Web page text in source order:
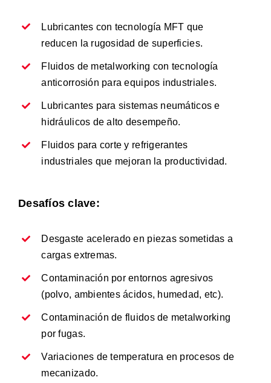
Lubricantes con tecnología MFT que
reducen la rugosidad de superficies.
Fluidos de metalworking con tecnología
anticorrosión para equipos industriales.
Lubricantes para sistemas neumáticos e
hidráulicos de alto desempeño.
Fluidos para corte y refrigerantes
industriales que mejoran la productividad.
Desafíos clave:
Desgaste acelerado en piezas sometidas a
cargas extremas.
Contaminación por entornos agresivos
(polvo, ambientes ácidos, humedad, etc).
Contaminación de fluidos de metalworking
por fugas.
Variaciones de temperatura en procesos de
mecanizado.